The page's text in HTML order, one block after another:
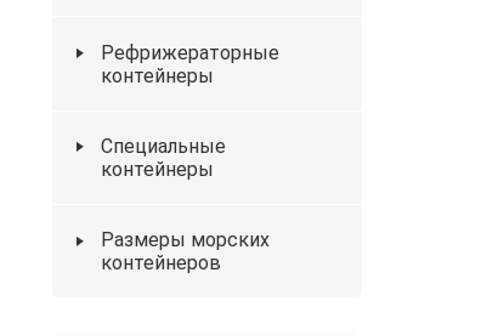
Рефрижераторные
контейнеры
Специальные
контейнеры
Размеры морских
контейнеров